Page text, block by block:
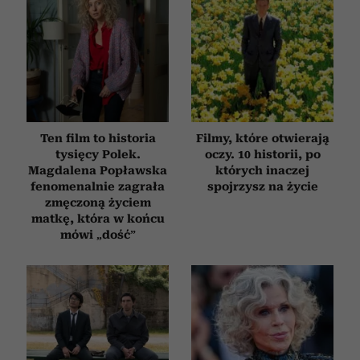
Ten film to historia
tysięcy Polek.
Magdalena Popławska
fenomenalnie zagrała
zmęczoną życiem
matkę, która w końcu
mówi „dość”
Filmy, które otwierają
oczy. 10 historii, po
których inaczej
spojrzysz na życie